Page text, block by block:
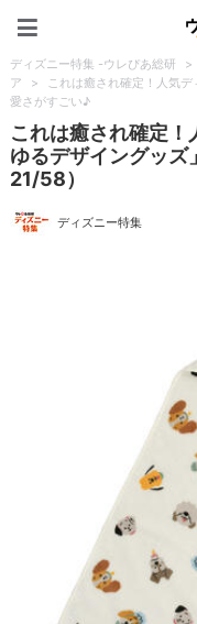
ディズニー特集 -ウレぴあ総研 >
ア
>
これは癒され確定！人気デ
愛さがすごい♪
これは癒され確定
ゆるデザイングッ
21/58）
ディズニー特集